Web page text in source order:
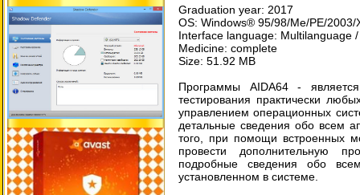
Graduation year: 2017
OS: Windows® 95/98/Me/PE/2003/
Interface language: Multilanguage
Medicine: complete
Size: 51.92 MB
Программы AIDA64 -
тестирования практически
управлением операционных
детальные сведения обо всем
того, при помощи встроенных
провести дополнительную
подробные сведения обо
установленном в системе.